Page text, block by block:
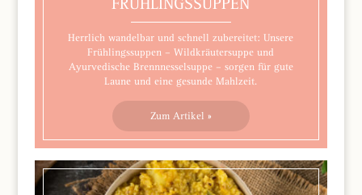
Herrlich wandelbar und schnell zubereitet: Unsere
Frühlingssuppen – Wildkräutersuppe und
Ayurvedische Brennnesselsuppe – sorgen für gute
Laune und eine gesunde Mahlzeit.
Zum Artikel »